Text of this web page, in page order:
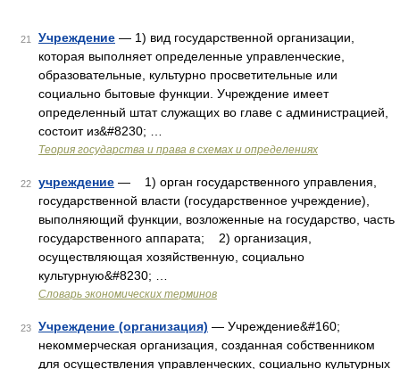
21 Учреждение — 1) вид государственной организации,
которая выполняет определенные управленческие,
образовательные, культурно просветительные или
социально бытовые функции. Учреждение имеет
определенный штат служащих во главе с администрацией,
состоит из&#8230; …
Теория государства и права в схемах и определениях
22 учреждение — 1) орган государственного управления,
государственной власти (государственное учреждение),
выполняющий функции, возложенные на государство, часть
государственного аппарата; 2) организация,
осуществляющая хозяйственную, социально
культурную&#8230; …
Словарь экономических терминов
23 Учреждение (организация) — Учреждение&#160;
некоммерческая организация, созданная собственником
для осуществления управленческих, социально культурных